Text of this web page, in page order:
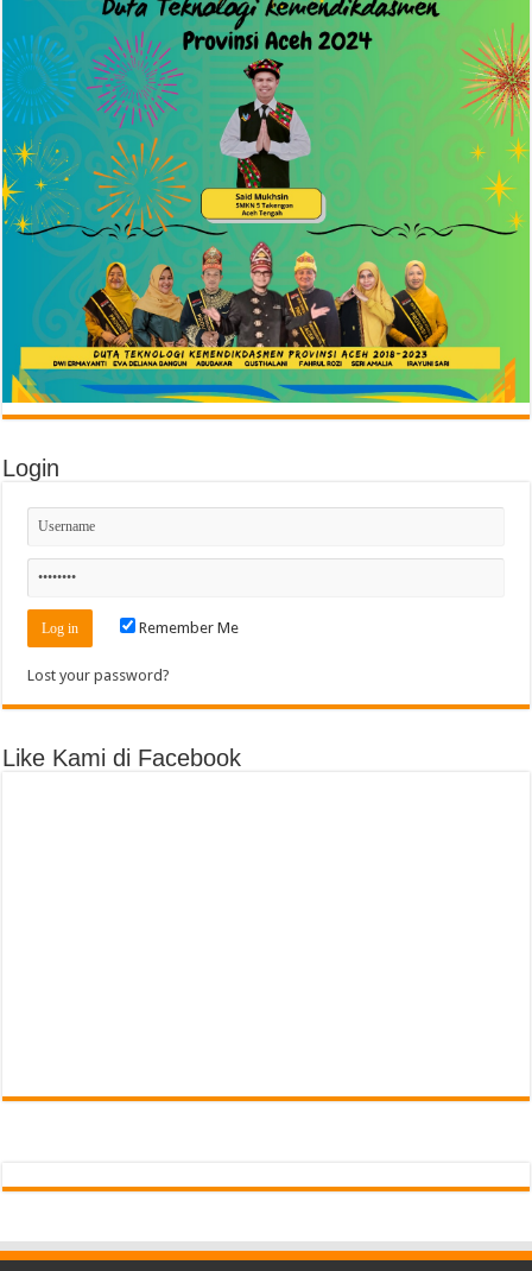
Login
Remember Me
Lost your password?
Like Kami di Facebook